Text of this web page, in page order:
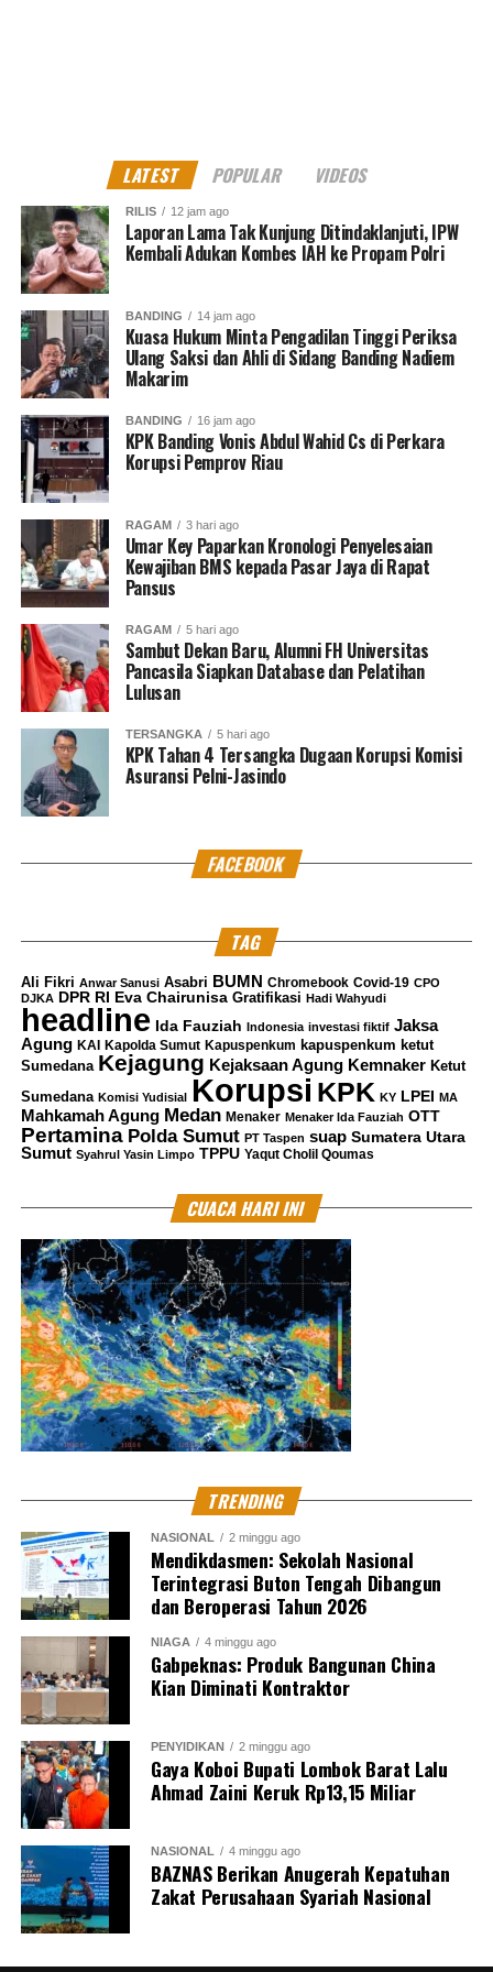
ditujukan kepada ekspresi, kritik dan riset yang
dilakukan masyarakat sipil sebagai bagian dari
pengawasan publik.
Kepolisian seharusnya bertindak profesional dengan
menjamin ruang kebebasan sipil masyarakat dan tidak
berpihak pada kepentingan pejabat.
Atas kejadian tersebut pihaknya mendesak, agar Polda
menghentikan proses hukum terhadap upaya
kriminalisasi oleh LBP, serta meminta agar Polisi
menjamin kebebasan berekspresi terhadap keduanya.***
Kritik saran kami terima untuk pengembangan
konten kami. Jangan lupa subscribe dan like di
Channel YouTube, Instagram dan Tik Tok.Terima
RELATED TOPICS: FATIA MAULIDIYANTI
HARIS AZHAR
HEADLINE
KONTRAS LBP
LUHUT BINSAR PANJAITAN
MARVES
UP NEXT
3 Pejabat BUMN PT Wijaya Karya didakwa Korupsi Jalan
Lingkar pulau di Bengkalis
DON'T MISS
Migas Raden Priono, Kiagus Emil Fahmi Hadapi Vonis
supriyarto
I am a Journalist who is working as a freelancer. I am living in
jakarta, a crowded city of Indonesia. I am promoting
forhttps://pantausidang.com
LATEST POPULAR VIDEOS
RILIS 12 jam ago
Laporan Lama Tak Kunjung Ditindaklanjuti, IPW
Kembali Adukan Kombes IAH ke Propam Polri
BANDING 14 jam ago
Kuasa Hukum Minta Pengadilan Tinggi Periksa
Ulang Saksi dan Ahli di Sidang Banding Nadiem
Makarim
BANDING 16 jam ago
KPK Banding Vonis Abdul Wahid Cs di Perkara
Korupsi Pemprov Riau
RAGAM 3 hari ago
Umar Key Paparkan Kronologi Penyelesaian
Kewajiban BMS kepada Pasar Jaya di Rapat
Pansus
RAGAM 5 hari ago
Sambut Dekan Baru, Alumni FH Universitas
Pancasila Siapkan Database dan Pelatihan
Lulusan
TERSANGKA 5 hari ago
KPK Tahan 4 Tersangka Dugaan Korupsi Komisi
Asuransi Pelni-Jasindo
FACEBOOK
TAG
Ali Fikri Anwar Sanusi Asabri BUMN Chromebook Covid-19 CPO
DJKA
DPR RI Eva Chairunisa Gratifikasi Hadi Wahyudi
headline Ida Fauziah Indonesia investasi fiktif Jaksa
Agung KAI Kapolda Sumut Kapuspenkum kapuspenkum ketut
Sumedana Kejagung Kejaksaan Agung Kemnaker Ketut
Sumedana Komisi Yudisial Korupsi KPK KY LPEI MA
Mahkamah Agung Medan Menaker Menaker Ida Fauziah OTT
Pertamina Polda Sumut PT Taspen suap Sumatera Utara
Sumut Syahrul Yasin Limpo TPPU Yaqut Cholil Qoumas
CUACA HARI INI
TRENDING
NASIONAL 2 minggu ago
Mendikdasmen: Sekolah Nasional
Terintegrasi Buton Tengah Dibangun
dan Beroperasi Tahun 2026
NIAGA 4 minggu ago
Gabpeknas: Produk Bangunan China
Kian Diminati Kontraktor
PENYIDIKAN 2 minggu ago
Gaya Koboi Bupati Lombok Barat Lalu
Ahmad Zaini Keruk Rp13,15 Miliar
NASIONAL 4 minggu ago
BAZNAS Berikan Anugerah Kepatuhan
Zakat Perusahaan Syariah Nasional